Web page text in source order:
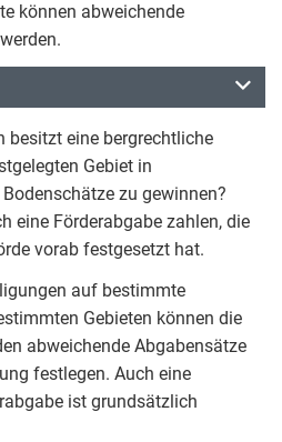
können abweichende
besitzt eine bergrechtliche
Gebiet in
zu gewinnen?
eine Förderabgabe zahlen, die
vorab festgesetzt hat.
auf bestimmte
Gebieten können die
abweichende Abgabensätze
festlegen. Auch eine
ist grundsätzlich